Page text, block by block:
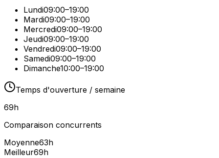
Lundi09:00–19:00
Mardi09:00–19:00
Mercredi09:00–19:00
Jeudi09:00–19:00
Vendredi09:00–19:00
Samedi09:00–19:00
Dimanche10:00–19:00
Temps d'ouverture / semaine
69h
Comparaison concurrents
Moyenne63h
Meilleur69h